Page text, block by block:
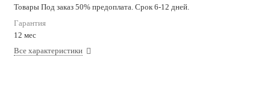
Товары Под заказ 50% предоплата. Срок 6-12 дней.
Гарантия
12 мес
Все характеристики